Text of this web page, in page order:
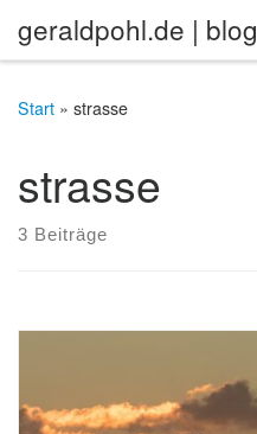
Zum Inhalt springen
geraldpohl.de | blog
Start » strasse
strasse
3 Beiträge